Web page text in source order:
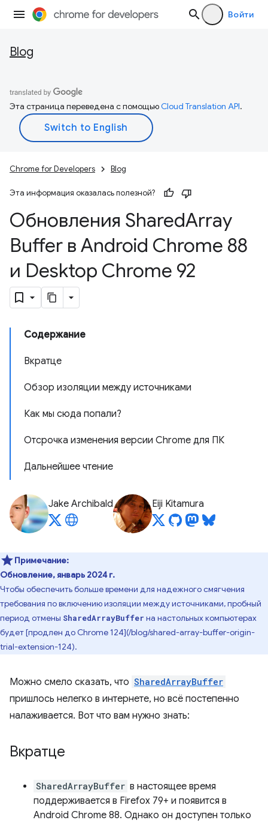
Войти
Blog
Эта страница переведена с помощьюCloud Translation API.
Chrome for Developers Blog
Эта информация оказалась полезной?
Обновления SharedArray
Buffer в Android Chrome 88
и Desktop Chrome 92
Содержание
Вкратце
Обзор изоляции между источниками
Как мы сюда попали?
Отсрочка изменения версии Chrome для ПК
Дальнейшее чтение
Jake Archibald Eiji Kitamura
Примечание:
Обновление, январь 2024 г.
Чтобы обеспечить больше времени для надежного смягчения
требования по включению изоляции между источниками, пробный
период отмены SharedArrayBuffer на настольных компьютерах
будет [продлен до Chrome 124](/blog/shared-array-buffer-origin-
trial-extension-124).
Можно смело сказать, что SharedArrayBuffer
пришлось нелегко в интернете, но всё постепенно
налаживается. Вот что вам нужно знать:
Вкратце
SharedArrayBuffer в настоящее время
поддерживается в Firefox 79+ и появится в
Android Chrome 88. Однако он доступен только